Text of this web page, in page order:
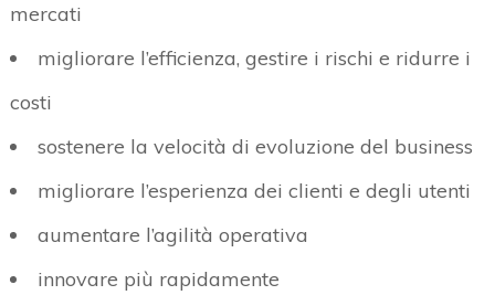
mercati
migliorare l’efficienza, gestire i rischi e ridurre i
costi
sostenere la velocità di evoluzione del business
migliorare l’esperienza dei clienti e degli utenti
aumentare l’agilità operativa
innovare più rapidamente